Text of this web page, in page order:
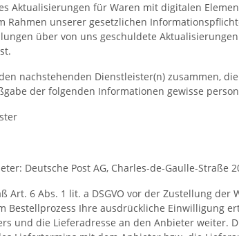
Aktualisierungen für Waren mit digitalen
unserer gesetzlichen
über von uns geschuldete
nachstehenden Dienstleister(n) zusammen,
der folgenden Informationen gewisse
Deutsche Post AG, Charles-de-Gaulle-Straße
6 Abs. 1 lit. a DSGVO vor der Zustellung
Ihre ausdrückliche Einwilligung
und die Lieferadresse an den Anbieter